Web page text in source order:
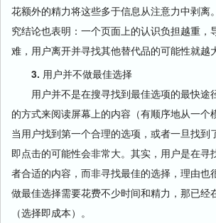
花额外的精力将这些多于信息从注意力中剥离
究结论也表明：一个页面上的认识负担越重，
难，用户离开并寻找其他替代品的可能性就越大
3. 用户并不做最佳选择
用户并不是在搜寻找到最佳选项的最快途
的方式来阅读屏幕上的内容（有顺序地从一个
当用户找到第一个合理的选项，或者一旦找到
即点击的可能性会非常大。其实，用户是在寻
者合适的内容，而非寻找最佳的选择，理由也
做最佳选择需要花费不少时间和精力，那已经
（选择即成本）。